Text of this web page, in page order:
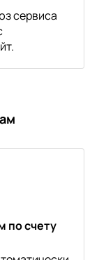
сервиса
по счету